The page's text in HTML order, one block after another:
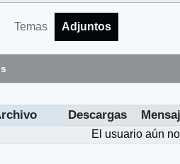
Temas Adjuntos
Descargas
El usuario aún